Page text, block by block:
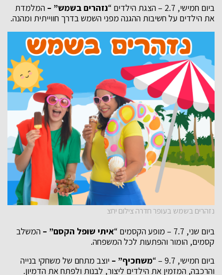
ביום חמישי, 2.7 – הצגת הילדים “
נזהרים בשמש” – המלמדת
את הילדים על חשיבות ההגנה מפני השמש בדרך חווייתית ומהנה.
נזהרים בשמש בעופר חדרה צילום יחצ
ביום שני, 7.7 – מופע הקסמים “ איתי שופל הקסם” – המשלב
קסמים, הומור והפתעות לכל המשפחה.
ביום חמישי, 9.7 – “
משחכיף” – יוצב מתחם של משחקי בנייה
והרכבה, המזמין את הילדים ליצור, לבנות ולפתח את הדמיון.